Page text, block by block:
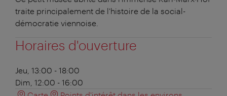
traite principalement de l'histoire de la social-
démocratie viennoise.
Horaires d'ouverture
Jeu, 13:00 - 18:00
Dim, 12:00 - 16:00